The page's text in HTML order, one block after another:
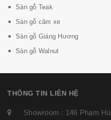
Sàn gỗ Teak
Sàn gỗ căm xe
Sàn gỗ Giáng Hương
Sàn gỗ Walnut
THÔNG TIN LIÊN HỆ
Showroom : 146 Phạm